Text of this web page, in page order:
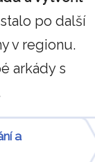
po další
v regionu.
arkády s
a